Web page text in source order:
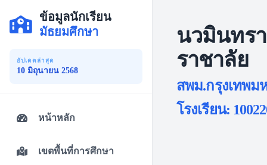
นวมินทร
ราชาลัย
สพม.กรุงเทพม
โรงเรียน:
ข้อมูลนักเรียน
มัธยมศึกษา
อัปเดตล่าสุด
10 มิถุนายน 2568
หน้าหลัก
เขตพื้นที่การศึกษา